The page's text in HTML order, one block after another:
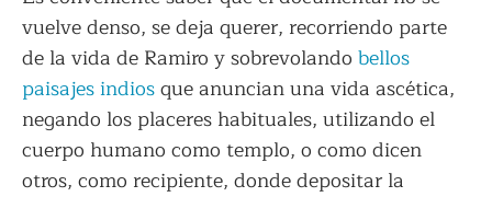
vuelve denso, se deja querer, recorriendo parte
de la vida de Ramiro y sobrevolando bellos
paisajes indiosque anuncian una vida ascética,
negando los placeres habituales, utilizando el
cuerpo humano como templo, o como dicen
otros, como recipiente, donde depositar la